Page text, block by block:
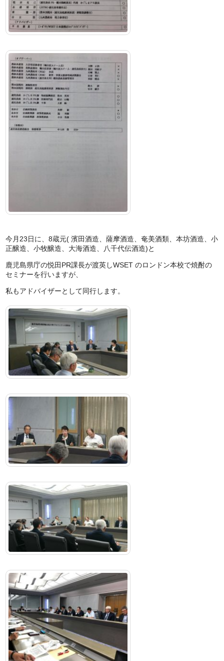
今月23日に、8蔵元( 濱田酒造、薩摩酒造、奄美酒類、本坊酒造、小
正醸造、小牧醸造、大海酒造、八千代伝酒造)と
鹿児島県庁の悦田PR課長が渡英しWSET のロンドン本校で焼酎の
セミナーを行いますが、
私もアドバイザーとして同行します。